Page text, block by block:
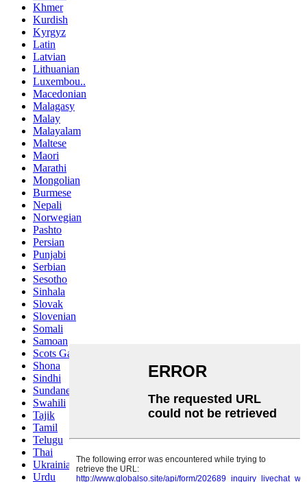
Khmer
Kurdish
Kyrgyz
Latin
Latvian
Lithuanian
Luxembou..
Macedonian
Malagasy
Malay
Malayalam
Maltese
Maori
Marathi
Mongolian
Burmese
Nepali
Norwegian
Pashto
Persian
Punjabi
Serbian
Sesotho
Sinhala
Slovak
Slovenian
Somali
Samoan
Scots Gaelic
Shona
Sindhi
Sundanese
Swahili
Tajik
Tamil
Telugu
Thai
Ukrainian
Urdu